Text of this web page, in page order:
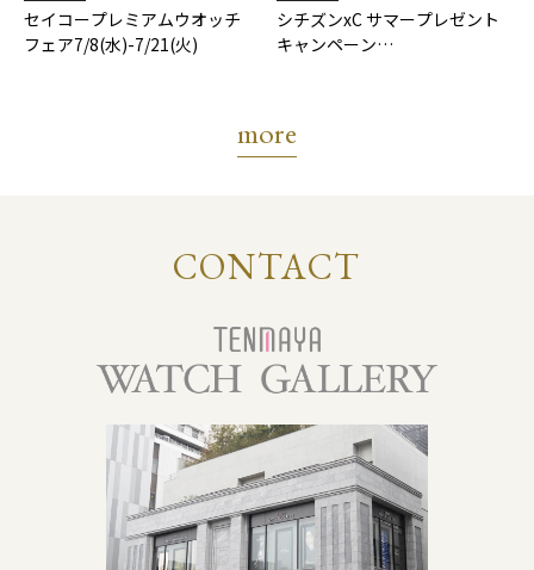
セイコープレミアムウオッチ
フェア7/8(水)-7/21(火)
シチズンxC サマープレゼント
キャンペーン
more
CONTACT